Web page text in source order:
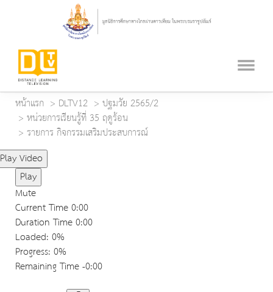
หน้าแรก DLTV12
ปฐมวัย 2565/2
หน่วยการเรียนรู้ที่ 35 ฤดูร้อน
รายการ กิจกรรมเสริมประสบการณ์
Play Video
Play
Mute
Current Time0:00
Duration Time0:00
Loaded: 0%
Progress: 0%
Remaining Time-0:00